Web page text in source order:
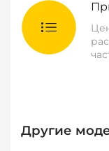
Другие